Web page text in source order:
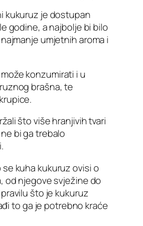
kukuruz je dostupan
godine, a najbolje bi bilo
umjetnih aroma i
konzumirati i u
brašna, te
što više hranjivih tvari
bi ga trebalo
se kuha kukuruz ovisi o
od njegove svježine do
što je kukuruz
to ga je potrebno kraće